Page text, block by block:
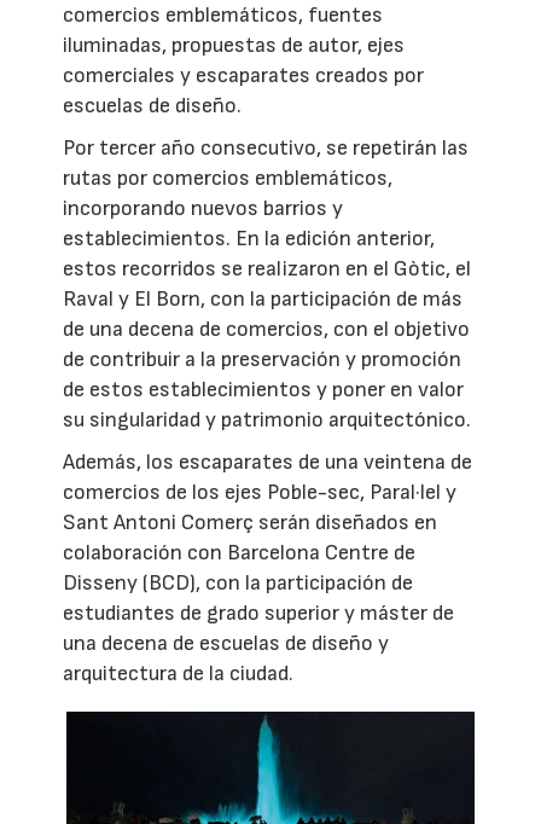
comercios emblemáticos, fuentes
iluminadas, propuestas de autor, ejes
comerciales y escaparates creados por
escuelas de diseño.
Por tercer año consecutivo, se repetirán las
rutas por comercios emblemáticos,
incorporando nuevos barrios y
establecimientos. En la edición anterior,
estos recorridos se realizaron en el Gòtic, el
Raval y El Born, con la participación de más
de una decena de comercios, con el objetivo
de contribuir a la preservación y promoción
de estos establecimientos y poner en valor
su singularidad y patrimonio arquitectónico.
Además, los escaparates de una veintena de
comercios de los ejes Poble-sec, Paral·lel y
Sant Antoni Comerç serán diseñados en
colaboración con Barcelona Centre de
Disseny (BCD), con la participación de
estudiantes de grado superior y máster de
una decena de escuelas de diseño y
arquitectura de la ciudad.